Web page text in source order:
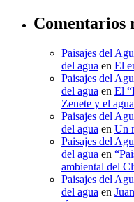
Comentarios
Paisajes del
del agua en El
Paisajes del
del agua en El
Zenete y el agua
Paisajes del
del agua en Un
Paisajes del
del agua en
ambiental del
Paisajes del
del agua en